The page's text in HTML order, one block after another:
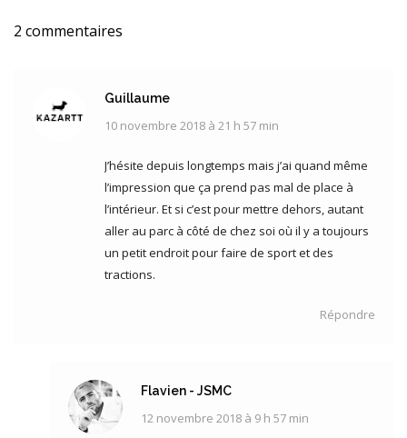
2 commentaires
Guillaume
dit
10 novembre 2018 à 21 h 57 min
J’hésite depuis longtemps mais j’ai quand même
l’impression que ça prend pas mal de place à
l’intérieur. Et si c’est pour mettre dehors, autant
aller au parc à côté de chez soi où il y a toujours
un petit endroit pour faire de sport et des
tractions.
Répondre
Flavien - JSMC
dit
12 novembre 2018 à 9 h 57 min